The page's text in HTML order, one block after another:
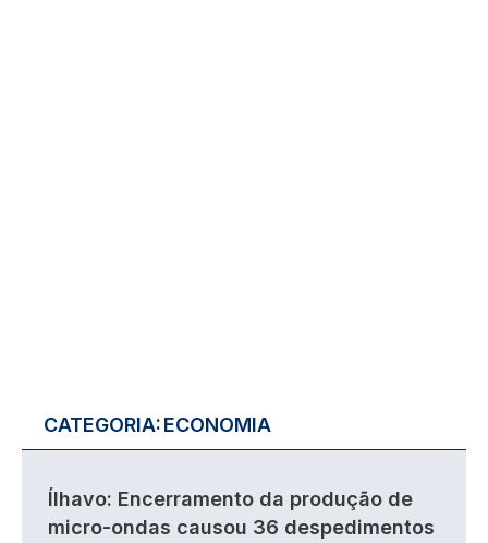
CATEGORIA:ECONOMIA
Ílhavo: Encerramento da produção de
micro-ondas causou 36 despedimentos